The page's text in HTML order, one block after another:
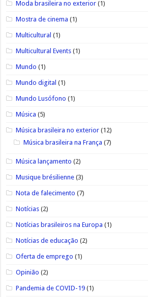
Moda brasileira no exterior (1)
Mostra de cinema (1)
Multicultural (1)
Multicultural Events (1)
Mundo (1)
Mundo digital (1)
Mundo Lusófono (1)
Música (5)
Música brasileira no exterior (12)
Música brasileira na França (7)
Música lançamento (2)
Musique brésilienne (3)
Nota de falecimento (7)
Notícias (2)
Notícias brasileiros na Europa (1)
Notícias de educação (2)
Oferta de emprego (1)
Opinião (2)
Pandemia de COVID-19 (1)